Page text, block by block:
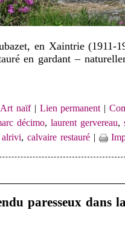
en Xaintrie (1911-
en gardant –
Art naïf| Lien permanent|
décimo, laurent gervereau,
alrivi,calvaire restauré|
paresseux